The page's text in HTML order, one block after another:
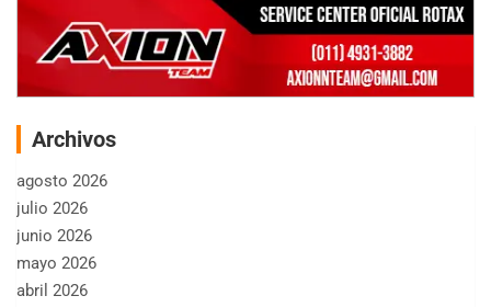
Archivos
agosto 2026
julio 2026
junio 2026
mayo 2026
abril 2026